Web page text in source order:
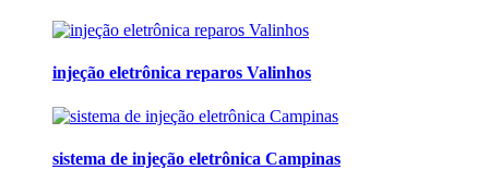
injeção eletrônica reparos Valinhos
sistema de injeção eletrônica Campinas